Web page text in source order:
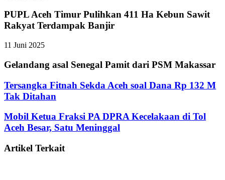
PUPL Aceh Timur Pulihkan 411 Ha Kebun Sawit
Rakyat Terdampak Banjir
11 Juni 2025
Gelandang asal Senegal Pamit dari PSM Makassar
Tersangka Fitnah Sekda Aceh soal Dana Rp 132 M
Tak Ditahan
Mobil Ketua Fraksi PA DPRA Kecelakaan di Tol
Aceh Besar, Satu Meninggal
Artikel Terkait